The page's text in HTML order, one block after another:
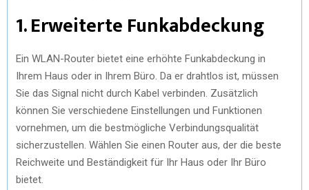
1. Erweiterte Funkabdeckung
Ein WLAN-Router bietet eine erhöhte Funkabdeckung in
Ihrem Haus oder in Ihrem Büro. Da er drahtlos ist, müssen
Sie das Signal nicht durch Kabel verbinden. Zusätzlich
können Sie verschiedene Einstellungen und Funktionen
vornehmen, um die bestmögliche Verbindungsqualität
sicherzustellen. Wählen Sie einen Router aus, der die beste
Reichweite und Beständigkeit für Ihr Haus oder Ihr Büro
bietet.